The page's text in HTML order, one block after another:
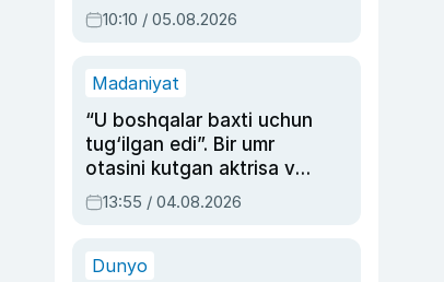
hukmi o‘qildi
10:10 / 05.08.2026
Madaniyat
“U boshqalar baxti uchun
tug‘ilgan edi”. Bir umr
otasini kutgan aktrisa va
dublyaj ustasi Rimma
Ahmedovaning
13:55 / 04.08.2026
Dunyo